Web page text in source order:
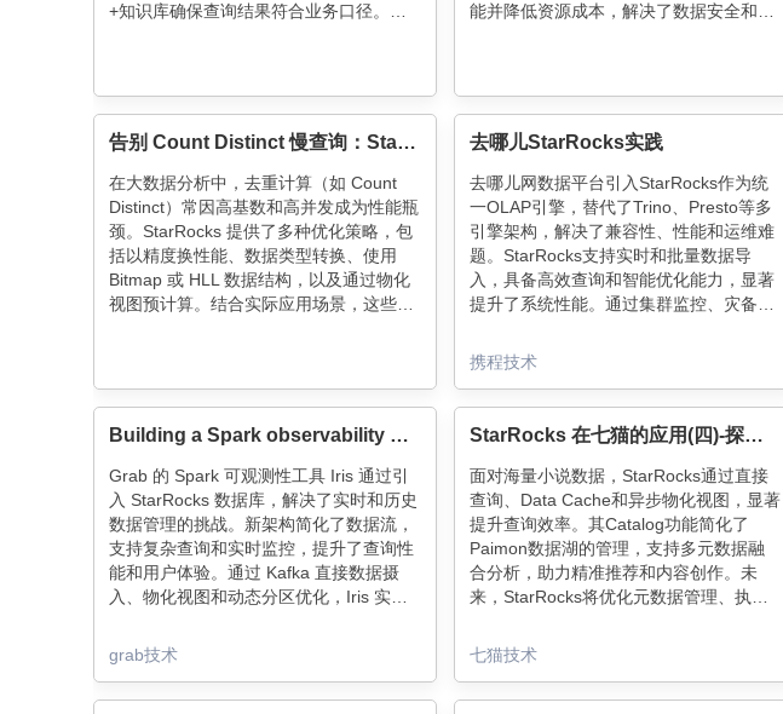
+知识库确保查询结果符合业务口径。这
能并降低资源成本，解决了数据安全和查
告别 Count Distinct 慢查询：StarRocks 高效去重全攻略
在大数据分析中，去重计算（如 Count
Distinct）常因高基数和高并发成为性能瓶
颈。StarRocks 提供了多种优化策略，包
括以精度换性能、数据类型转换、使用
Bitmap 或 HLL 数据结构，以及通过物化
视图预计算。结合实际应用场景，这些方
去哪儿StarRocks实践
去哪儿网数据平台引入StarRocks作为统
一OLAP引擎，替代了Trino、Presto等多
引擎架构，解决了兼容性、性能和运维难
题。StarRocks支持实时和批量数据导
入，具备高效查询和智能优化能力，显著
提升了系统性能。通过集群监控、灾备方
支持看板、即席查询等多场景，未来计划
结合Kubernetes和物化视图进一步提升实
携程技术
Building a Spark observability product with StarRocks: Real-time and historical performance analysis
Grab 的 Spark 可观测性工具 Iris 通过引
入 StarRocks 数据库，解决了实时和历史
数据管理的挑战。新架构简化了数据流，
支持复杂查询和实时监控，提升了查询性
能和用户体验。通过 Kafka 直接数据摄
入、物化视图和动态分区优化，Iris 实现
提供了更强大的监控和调试能力，推动了
资源管理和决策效率的提升。
grab技术
StarRocks 在七猫的应用(四)-探索 StarRocks 读取 Paimon 优势及物化视图加速能力
面对海量小说数据，StarRocks通过直接
查询、Data Cache和异步物化视图，显著
提升查询效率。其Catalog功能简化了
Paimon数据湖的管理，支持多元数据融
合分析，助力精准推荐和内容创作。未
来，StarRocks将优化元数据管理、执行
理能力，推动公司业务发展。
七猫技术